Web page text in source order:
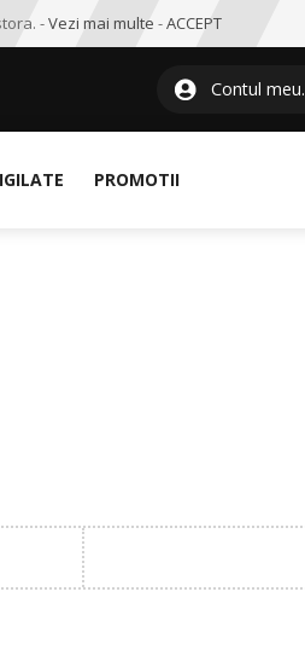
-Vezi mai multe -ACCEPT
Contul meu.
PROMOTII